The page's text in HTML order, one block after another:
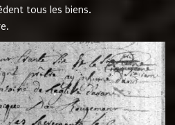
tous les biens.